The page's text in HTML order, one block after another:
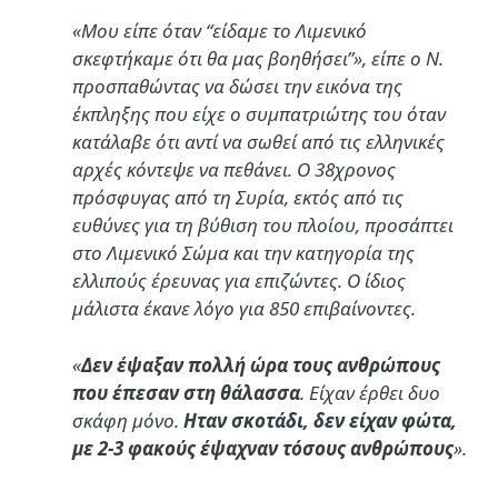
«Μου είπε όταν “είδαμε το Λιμενικό
σκεφτήκαμε ότι θα μας βοηθήσει”», είπε ο Ν.
προσπαθώντας να δώσει την εικόνα της
έκπληξης που είχε ο συμπατριώτης του όταν
κατάλαβε ότι αντί να σωθεί από τις ελληνικές
αρχές κόντεψε να πεθάνει. Ο 38χρονος
πρόσφυγας από τη Συρία, εκτός από τις
ευθύνες για τη βύθιση του πλοίου, προσάπτει
στο Λιμενικό Σώμα και την κατηγορία της
ελλιπούς έρευνας για επιζώντες. Ο ίδιος
μάλιστα έκανε λόγο για 850 επιβαίνοντες.
«Δεν έψαξαν πολλή ώρα τους ανθρώπους
που έπεσαν στη θάλασσα. Είχαν έρθει δυο
σκάφη μόνο. Ηταν σκοτάδι, δεν είχαν φώτα,
με 2-3 φακούς έψαχναν τόσους ανθρώπους».